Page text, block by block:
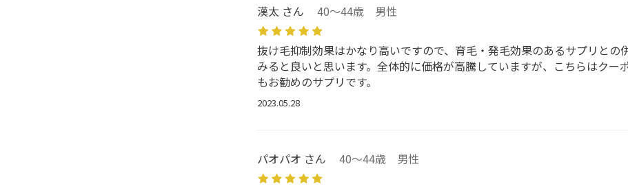
漢太 さん 40～44歳 男性
抜け毛抑制効果はかなり高いですので、育毛・発毛効果のあるサプリと
みると良いと思います。全体的に価格が高騰していますが、こちらはク
もお勧めのサプリです。
2023.05.28
パオパオ さん 40～44歳 男性